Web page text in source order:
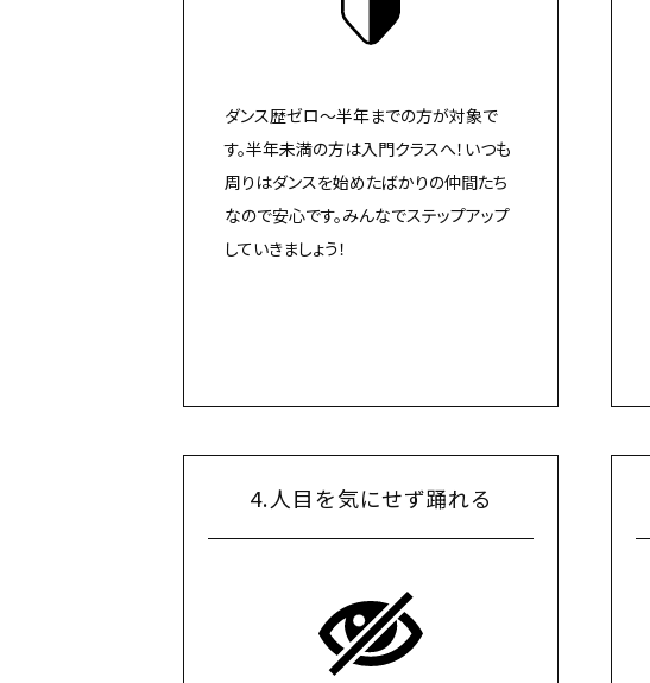
ダンス歴ゼロ〜半年までの方が対象で
す。半年未満の方は入門クラスへ！いつも
周りはダンスを始めたばかりの仲間たち
なので安心です。みんなでステップアップ
していきましょう！
4.人目を気にせず踊れる